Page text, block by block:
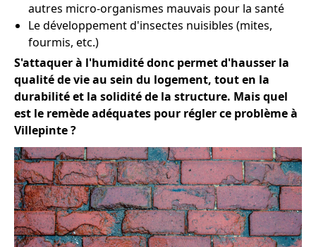
autres micro-organismes mauvais pour la santé
Le développement d'insectes nuisibles (mites,
fourmis, etc.)
S'attaquer à l'humidité donc permet d'hausser la
qualité de vie au sein du logement, tout en la
durabilité et la solidité de la structure. Mais quel
est le remède adéquates pour régler ce problème à
Villepinte ?